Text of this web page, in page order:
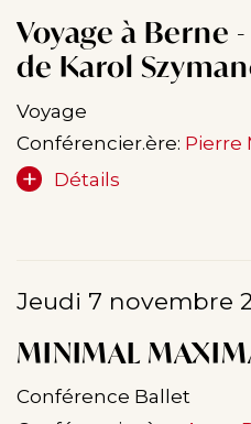
Voyage à Berne -
de Karol
Voyage
Conférencier.ère: Pierre
Détails
Jeudi 7 novembre
MINIMAL
Conférence Ballet